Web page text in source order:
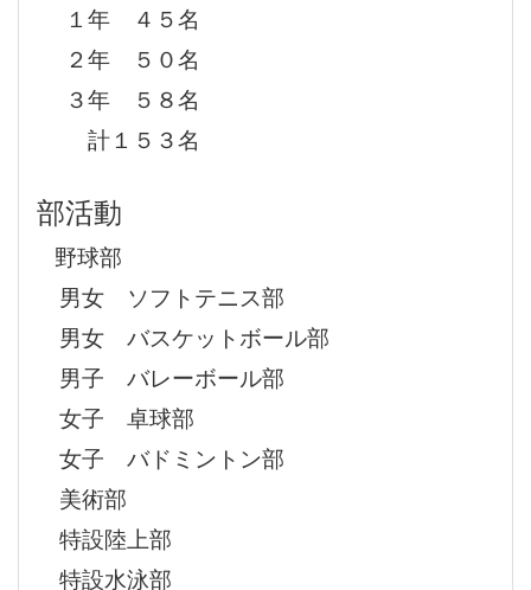
１年 ４５名
２年 ５０名
３年 ５８名
計１５３名
部活動
野球部
男女 ソフトテニス部
男女 バスケットボール部
男子 バレーボール部
女子 卓球部
女子 バドミントン部
美術部
特設陸上部
特設水泳部